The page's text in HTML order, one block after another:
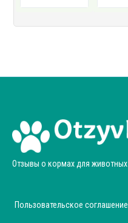
Отзывы о кормах для животных
Пользовательское соглашение